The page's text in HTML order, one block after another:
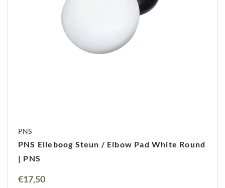
aanbrengen zonder knoeien. Dit is essentieel
voor een strak en professioneel resultaat.
Bovendien is de lijm geschikt voor verschillende
soorten nageltips en nagelmaterialen, wat het
de natuurlijke nagel. Let erop dat je de lijm
gelijkmatig verdeelt om luchtbellen te
voorkomen. Daarna druk je de tip stevig op de
natuurlijke nagel en houd je deze enkele
PNS
PNS Elleboog Steun / Elbow Pad White Round
| PNS
€17,50